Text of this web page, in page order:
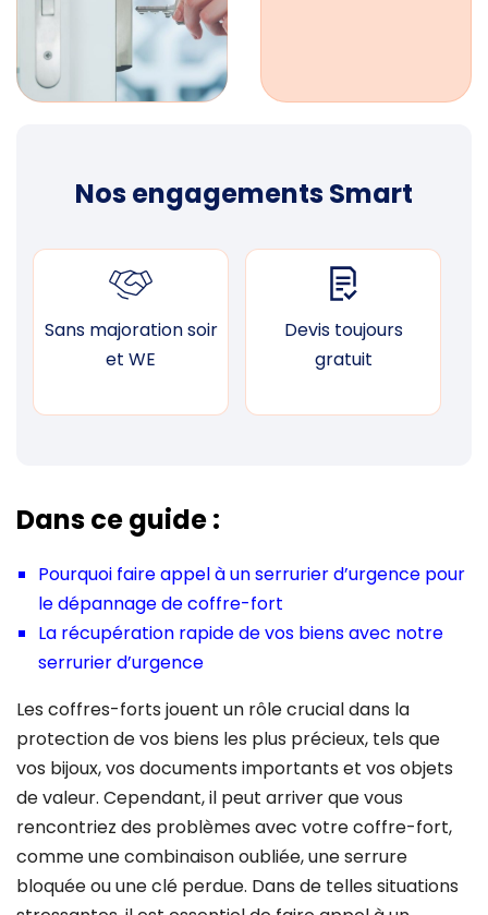
Nos engagements Smart
Sans majoration soir
et WE
Devis toujours
gratuit
Dans ce guide :
Pourquoi faire appel à un serrurier d’urgence pour
le dépannage de coffre-fort
La récupération rapide de vos biens avec notre
serrurier d’urgence
Les coffres-forts jouent un rôle crucial dans la
protection de vos biens les plus précieux, tels que
vos bijoux, vos documents importants et vos objets
de valeur. Cependant, il peut arriver que vous
rencontriez des problèmes avec votre coffre-fort,
comme une combinaison oubliée, une serrure
bloquée ou une clé perdue. Dans de telles situations